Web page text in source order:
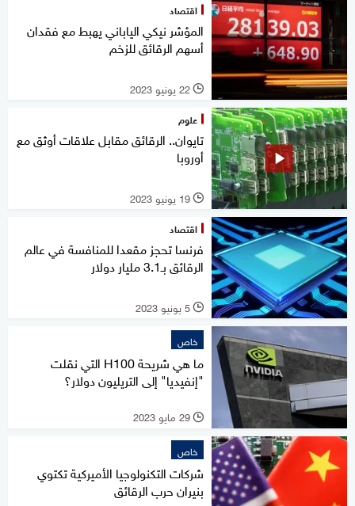
اقتصاد
المؤشر نيكي الياباني يهبط مع فقدان
أسهم الرقائق للزخم
l 22 يونيو 2023
علوم
تايوان.. الرقائق مقابل علاقات أوثق مع
أوروبا
l 19 يونيو 2023
اقتصاد
فرنسا تحجز مقعدا للمنافسة في عالم
الرقائق بـ3.1 مليار دولار
l 5 يونيو 2023
خاص
ما هي شريحة H100 التي نقلت
"إنفيديا" إلى التريليون دولار؟
l 29 مايو 2023
خاص
شركات التكنولوجيا الأميركية تكتوي
بنيران حرب الرقائق